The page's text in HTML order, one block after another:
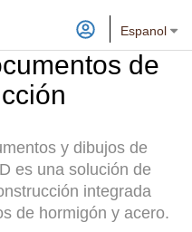
Espanol
de
y dibujos de
es una solución de
integrada
de hormigón y acero.